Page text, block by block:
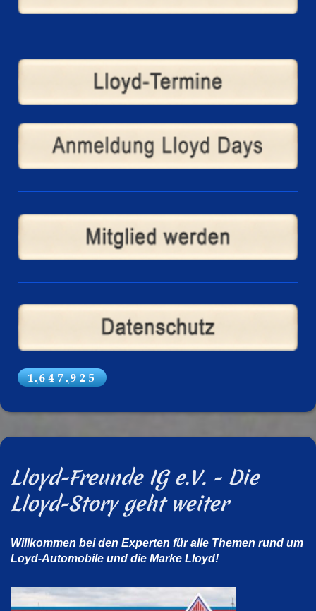
Lloyd-Freunde IG e.V. - Die
Lloyd-Story geht weiter
Willkommen bei den Experten für alle Themen rund um
Loyd-Automobile und die Marke Lloyd!